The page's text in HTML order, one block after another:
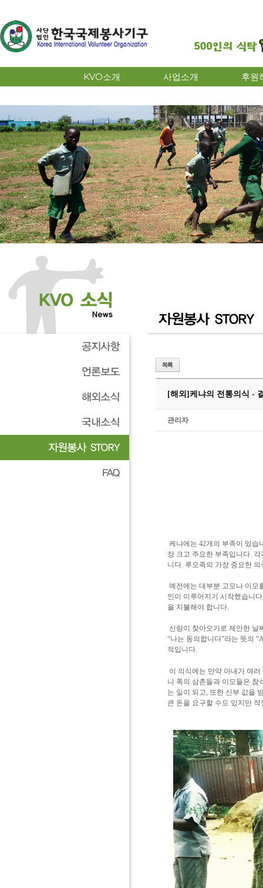
KVO소개 사업소개 후원
[해외] 케냐의 전통의식 -
관리자
케냐에는 42개의 부족이 있습
장 크고 주요한 부족입니다. 각
니다. 루오족의 가장 중요한
예전에는 대부분 고모나 이모
인이 이루어지기 시작했습니
을 지불해야 합니다.
신랑이 찾아오기로 제안한
“나는 동의합니다”라는 뜻의
적입니다.
이 의식에는 만약 아내가 여
니 쪽의 삼촌들과 이모들은 참
는 일이 되고, 또한 신부 값을
큰 돈을 요구할 수도 있지만